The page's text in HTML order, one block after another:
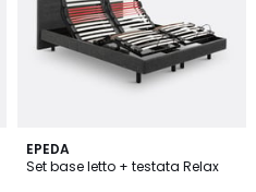
EPEDA
Set base letto + testata Relax
4
/
3
Colori